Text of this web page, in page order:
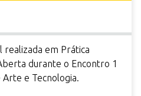
realizada em Prática
durante o Encontro 1
e Tecnologia.